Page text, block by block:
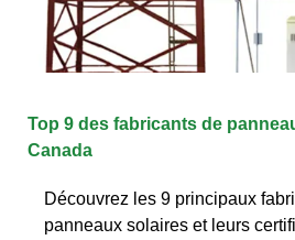
Top 9 des fabricants de
Canada
Découvrez les 9 principaux
panneaux solaires et leurs